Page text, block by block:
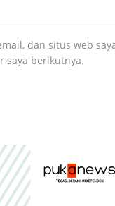
dan situs web
saya berikutnya.